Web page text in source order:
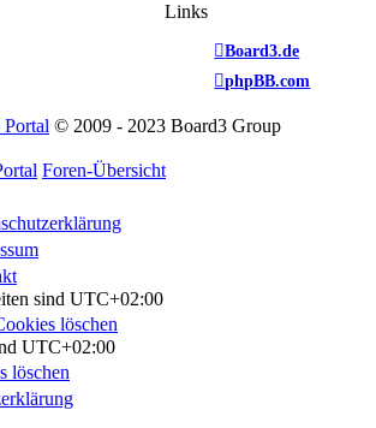
Links
Board3.de
phpBB.com
© 2009 - 2023 Board3 Group
Foren-Übersicht
sind UTC+02:00
löschen
UTC+02:00
löschen